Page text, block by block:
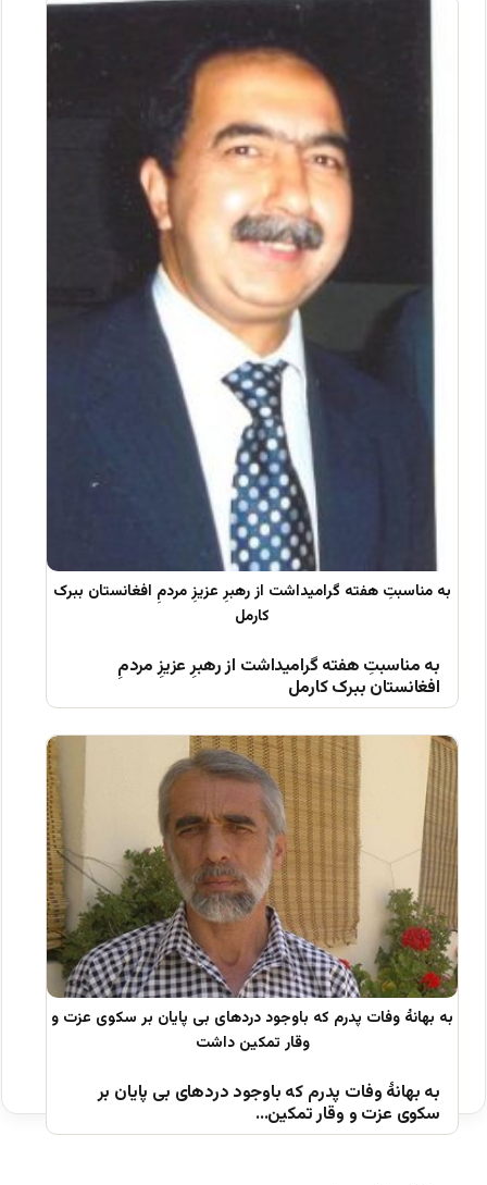
به مناسبتِ هفته گرامیداشت از رهبرِ عزیزِ مردمِ
افغانستان ببرک کارمل
به بهانۀ وفات پدرم که باوجود دردهای بی پایان بر
سکوی عزت و وقار تمکین…